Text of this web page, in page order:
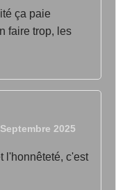
ça paie
faire trop, les
2025
l'honnêteté, c'est